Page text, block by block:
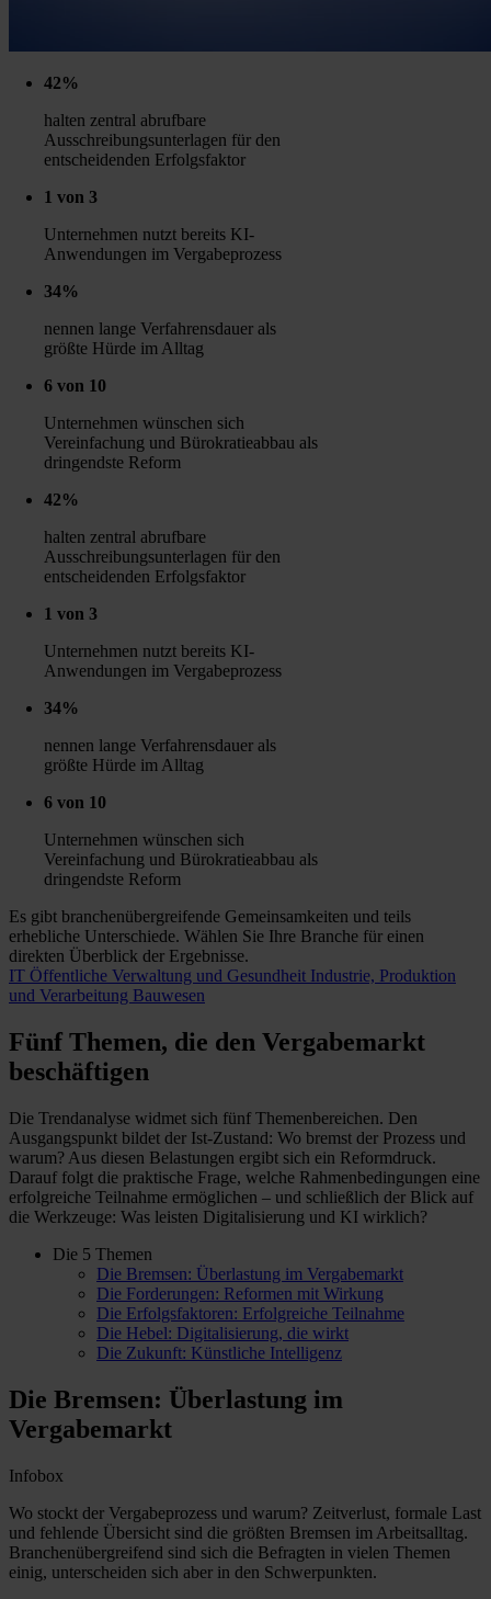
42%
halten zentral abrufbare
Ausschreibungsunterlagen für den
entscheidenden Erfolgsfaktor
1 von 3
Unternehmen nutzt bereits KI-
Anwendungen im Vergabeprozess
34%
nennen lange Verfahrensdauer als
größte Hürde im Alltag
6 von 10
Unternehmen wünschen sich
Vereinfachung und Bürokratieabbau als
dringendste Reform
42%
halten zentral abrufbare
Ausschreibungsunterlagen für den
entscheidenden Erfolgsfaktor
1 von 3
Unternehmen nutzt bereits KI-
Anwendungen im Vergabeprozess
34%
nennen lange Verfahrensdauer als
größte Hürde im Alltag
6 von 10
Unternehmen wünschen sich
Vereinfachung und Bürokratieabbau als
dringendste Reform
Es gibt branchenübergreifende Gemeinsamkeiten und teils
erhebliche Unterschiede. Wählen Sie Ihre Branche für einen
direkten Überblick der Ergebnisse.
IT Öffentliche Verwaltung und Gesundheit Industrie, Produktion
und Verarbeitung Bauwesen
Fünf Themen, die den Vergabemarkt
beschäftigen
Die Trendanalyse widmet sich fünf Themenbereichen. Den
Ausgangspunkt bildet der Ist-Zustand: Wo bremst der Prozess und
warum? Aus diesen Belastungen ergibt sich ein Reformdruck.
Darauf folgt die praktische Frage, welche Rahmenbedingungen eine
erfolgreiche Teilnahme ermöglichen – und schließlich der Blick auf
die Werkzeuge: Was leisten Digitalisierung und KI wirklich?
Die 5 Themen
Die Bremsen: Überlastung im Vergabemarkt
Die Forderungen: Reformen mit Wirkung
Die Erfolgsfaktoren: Erfolgreiche Teilnahme
Die Hebel: Digitalisierung, die wirkt
Die Zukunft: Künstliche Intelligenz
Die Bremsen: Überlastung im
Vergabemarkt
Infobox
Wo stockt der Vergabeprozess und warum? Zeitverlust, formale Last
und fehlende Übersicht sind die größten Bremsen im Arbeitsalltag.
Branchenübergreifend sind sich die Befragten in vielen Themen
einig, unterscheiden sich aber in den Schwerpunkten.